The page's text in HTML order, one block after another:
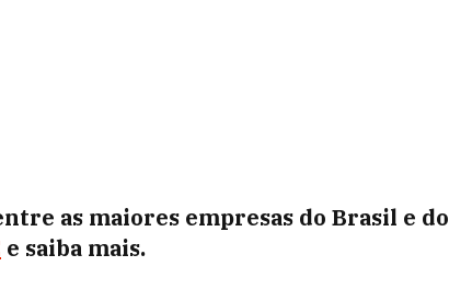
as maiores empresas do Brasil e do
e saiba mais.